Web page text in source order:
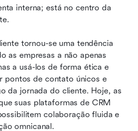
interna; está no centro da
tornou-se uma tendência
as empresas a não apenas
a usá-los de forma ética e
pontos de contato únicos e
da jornada do cliente. Hoje, as
suas plataformas de CRM
colaboração fluida e
omnicanal.